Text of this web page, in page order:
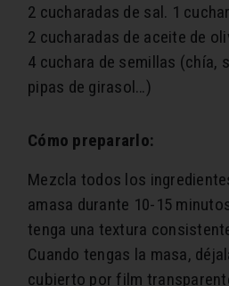
2 cucharadas de sal. 1
2 cucharadas de aceite de
4 cuchara de semillas (chía,
pipas de girasol…)
Cómo prepararlo:
Mezcla todos los
amasa durante 10-15
tenga una textura
Cuando tengas la masa,
cubierto por film